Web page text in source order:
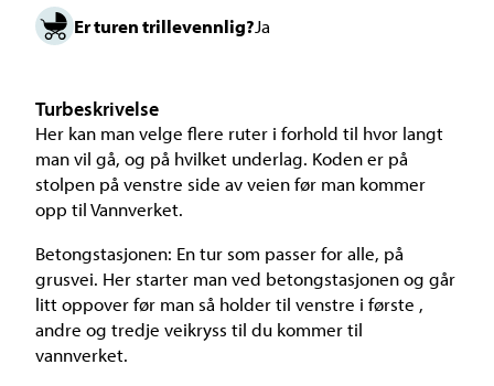
Er turen trillevennlig?Ja
Turbeskrivelse
Her kan man velge flere ruter i forhold til hvor langt
man vil gå, og på hvilket underlag. Koden er på
stolpen på venstre side av veien før man kommer
opp til Vannverket.
Betongstasjonen: En tur som passer for alle, på
grusvei. Her starter man ved betongstasjonen og går
litt oppover før man så holder til venstre i første ,
andre og tredje veikryss til du kommer til
vannverket.